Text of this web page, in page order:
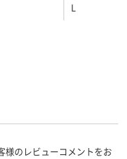
L
様のレビューコメントをお